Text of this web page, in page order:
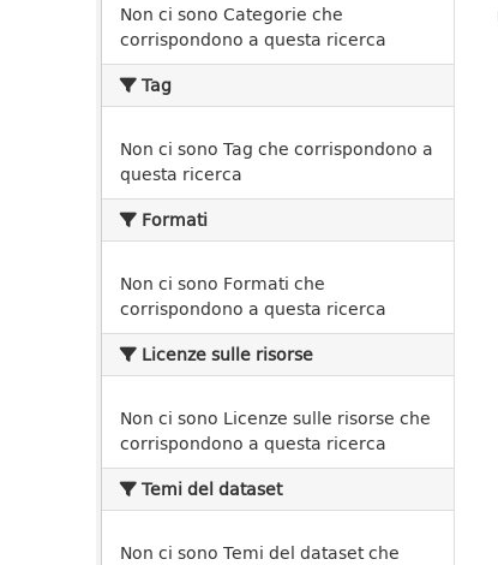
Non ci sono Categorie che
corrispondono a questa ricerca
Tag
Non ci sono Tag che corrispondono a
questa ricerca
Formati
Non ci sono Formati che
corrispondono a questa ricerca
Licenze sulle risorse
Non ci sono Licenze sulle risorse che
corrispondono a questa ricerca
Temi del dataset
Non ci sono Temi del dataset che